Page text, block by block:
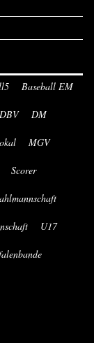
Baseball EM
DBV DM
MGV
Scorer
U17